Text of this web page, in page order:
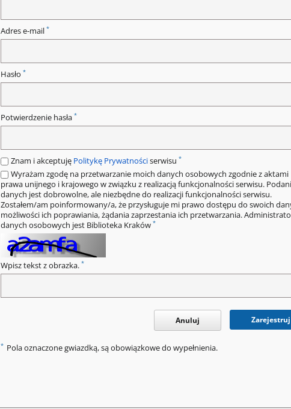
Adres e-mail *
Hasło *
Potwierdzenie hasła *
Znam i akceptuję Politykę Prywatnościserwisu *
Wyrażam zgodę na przetwarzanie moich danych osobowych zgodnie z aktami
prawa unijnego i krajowego w związku z realizacją funkcjonalności serwisu.
danych jest dobrowolne, ale niezbędne do realizacji funkcjonalności serwisu.
Zostałem/am poinformowany/a, że przysługuje mi prawo dostępu do swoich
możliwości ich poprawiania, żądania zaprzestania ich przetwarzania.
danych osobowych jest Biblioteka Kraków *
Wpisz tekst z obrazka. *
Anuluj Zarejestruj
* Pola oznaczone gwiazdką, są obowiązkowe do wypełnienia.